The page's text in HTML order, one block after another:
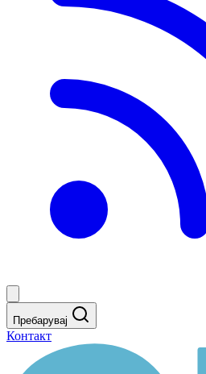
Пребарувај
Контакт